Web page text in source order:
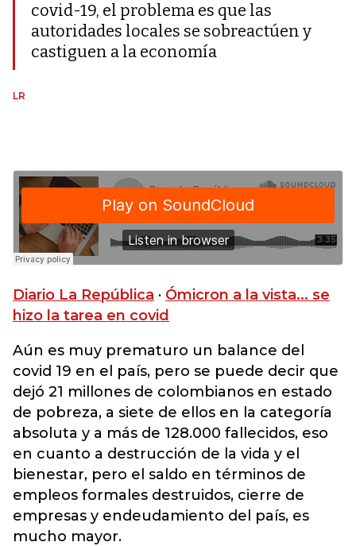
covid-19, el problema es que las
autoridades locales se sobreactúen y
castiguen a la economía
LR
Diario La República · Ómicron a la vista... se
hizo la tarea en covid
Aún es muy prematuro un balance del
covid 19 en el país, pero se puede decir que
dejó 21 millones de colombianos en estado
de pobreza, a siete de ellos en la categoría
absoluta y a más de 128.000 fallecidos, eso
en cuanto a destrucción de la vida y el
bienestar, pero el saldo en términos de
empleos formales destruidos, cierre de
empresas y endeudamiento del país, es
mucho mayor.